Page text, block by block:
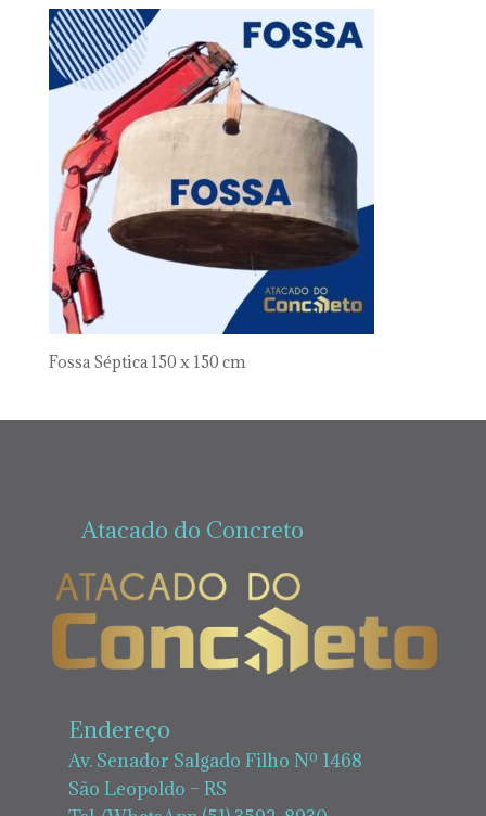
Fossa Séptica 150 x 150 cm
Atacado do Concreto
Endereço
Av. Senador Salgado Filho Nº 1468
São Leopoldo – RS